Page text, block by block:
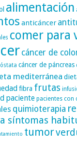
alimentación
anticáncer
comer para
cáncer de
cáncer de páncreas
mediterránea
fibra frutas
paciente pacientes con
quimioterapia
síntomas
tumor